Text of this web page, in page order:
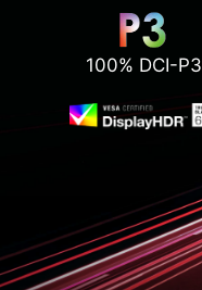
100% DCI-P3